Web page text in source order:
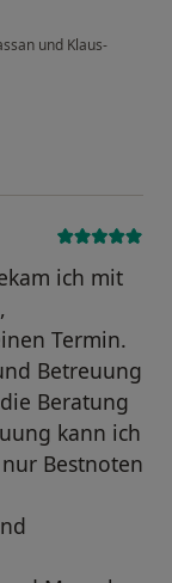
und Klaus-
ich mit
Termin.
Betreuung
Beratung
kann ich
Bestnoten